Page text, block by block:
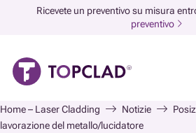
Ricevete un preventivo su misura
preventivo
Home – Laser Cladding Notizie
lavorazione del metallo/lucidatore